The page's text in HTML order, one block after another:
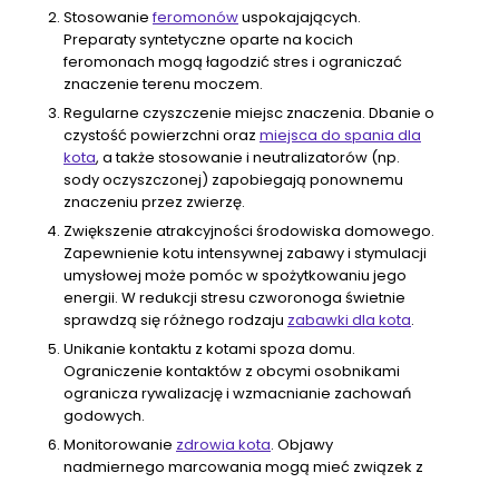
Stosowanieferomonówuspokajających.
Preparaty syntetyczne oparte na kocich
feromonach mogą łagodzić stres i ograniczać
znaczenie terenu moczem.
Regularne czyszczenie miejsc znaczenia. Dbanie o
czystość powierzchni oraz miejsca do spania dla
kota, a także stosowanie i neutralizatorów (np.
sody oczyszczonej) zapobiegają ponownemu
znaczeniu przez zwierzę.
Zwiększenie atrakcyjności środowiska domowego.
Zapewnienie kotu intensywnej zabawy i stymulacji
umysłowej może pomóc w spożytkowaniu jego
energii. W redukcji stresu czworonoga świetnie
sprawdzą się różnego rodzaju zabawki dla kota.
Unikanie kontaktu z kotami spoza domu.
Ograniczenie kontaktów z obcymi osobnikami
ogranicza rywalizację i wzmacnianie zachowań
godowych.
Monitorowanie zdrowia kota. Objawy
nadmiernego marcowania mogą mieć związek z